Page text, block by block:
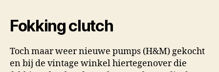
Fokking clutch
Toch maar weer nieuwe pumps (H&M) gekocht
en bij de vintage winkel hiertegenover die